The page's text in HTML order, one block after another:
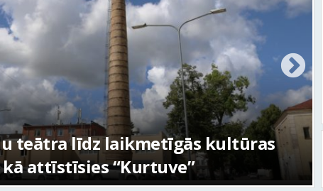
teātra līdz laikmetīgās kultūras
attīstīsies “Kurtuve”